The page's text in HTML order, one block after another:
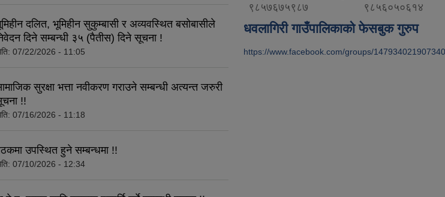
दलित, भूमिहीन सुकुम्बासी र अव्यवस्थित बसोबासीले
दिने सम्बन्धी ३५ (पैतीस) दिने सूचना !
07/22/2026 - 11:05
सुरक्षा भत्ता नवीकरण गराउने सम्बन्धी अत्यन्त जरुरी
!!
07/16/2026 - 11:18
उपस्थित हुने सम्बन्धमा !!
07/10/2026 - 12:34
९८५७६७५९८७
९८५६०५०६१४
धवलागिरी गाउँपालिकाको फेसबुक गुरुप
https://www.facebook.com/groups/